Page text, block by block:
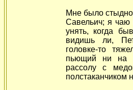
Мне было
Савельич; я чаю
унять, когда
видишь ли,
головке-то
пьющий ни на
рассолу с
полстаканчиком